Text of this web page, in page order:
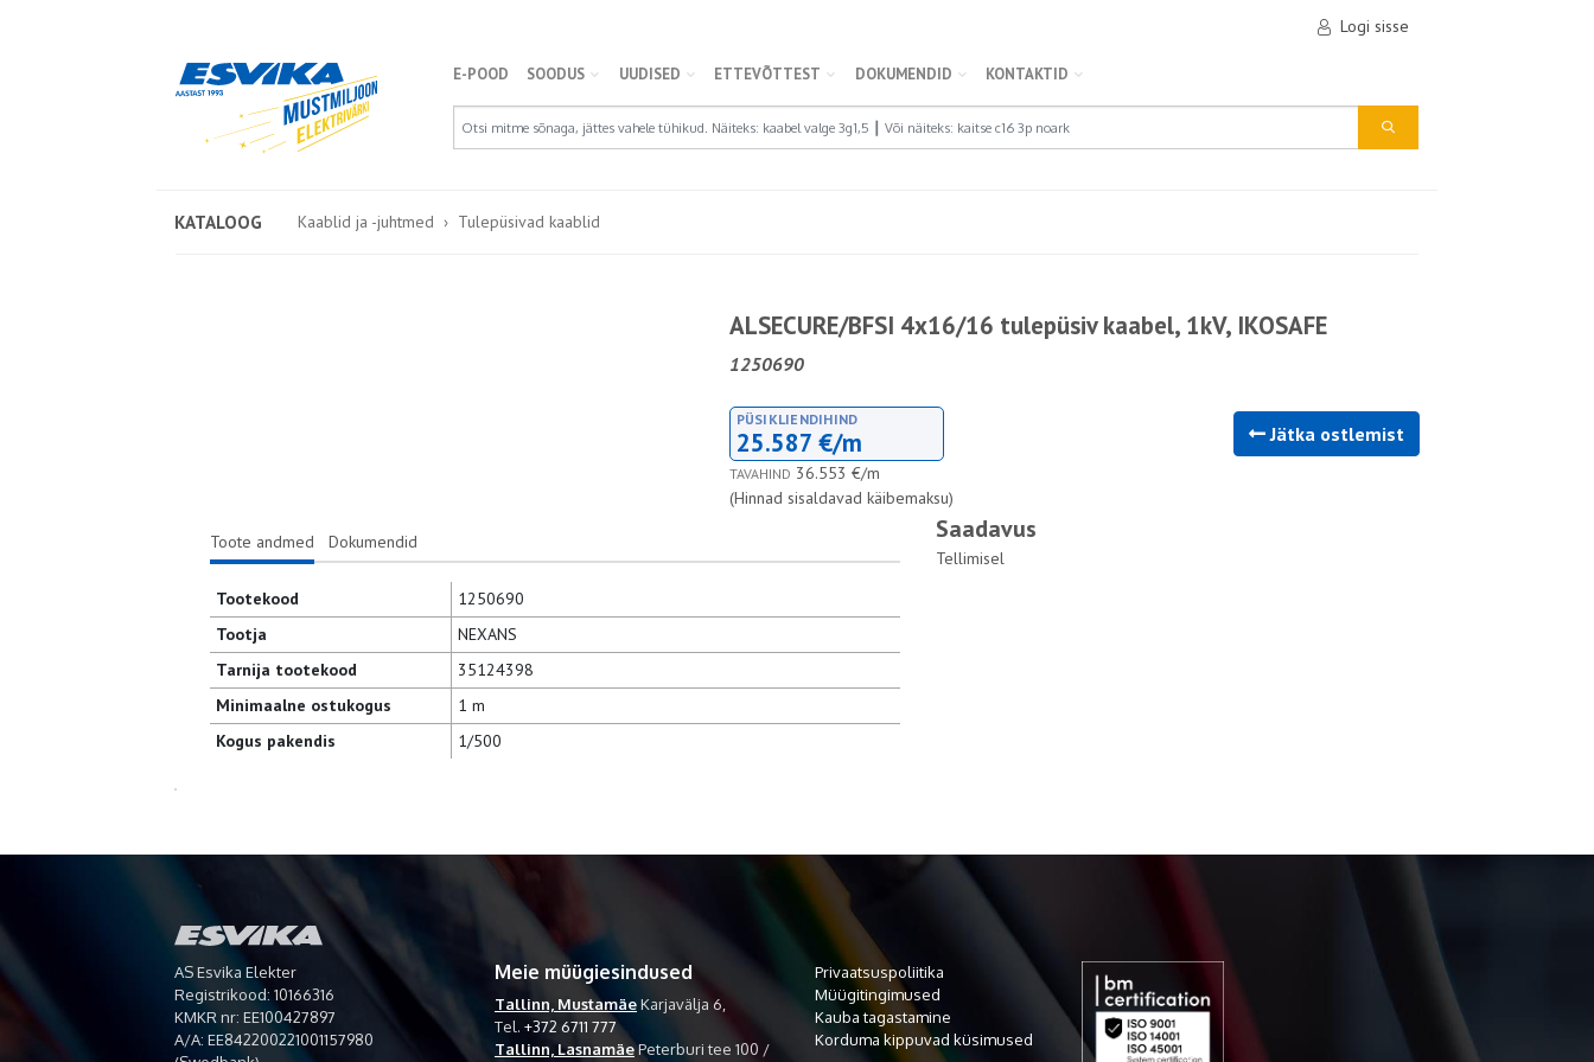
Logi sisse
E-POOD SOODUS UUDISED ETTEVÕTTEST DOKUMENDID KONTAKTID
KATALOOG Kaablid ja -juhtmed Tulepüsivad kaablid
ALSECURE/BFSI 4x16/16 tulepüsiv kaabel, 1kV, IKOSAFE
1250690
PÜSIKLIENDIHIND
25.587 €/m
TAVAHIND 36.553 €/m
(Hinnad sisaldavad käibemaksu)
Jätka ostlemist
Toote andmed Dokumendid
Tootekood
1250690
Tootja
NEXANS
Tarnija tootekood
35124398
Minimaalne ostukogus
1 m
Kogus pakendis
1/500
Saadavus
Tellimisel
AS Esvika Elekter
Registrikood: 10166316
KMKR nr: EE100427897
A/A: EE842200221001157980
Meie müügiesindused
Tallinn, MustamäeKarjavälja 6,
Tel. +372 6711 777
Tallinn, LasnamäePeterburi tee 100 /
Privaatsuspoliitika
Müügitingimused
Kauba tagastamine
Korduma kippuvad küsimused